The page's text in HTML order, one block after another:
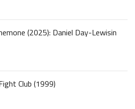
(2025): Daniel Day-Lewisin
Club (1999)